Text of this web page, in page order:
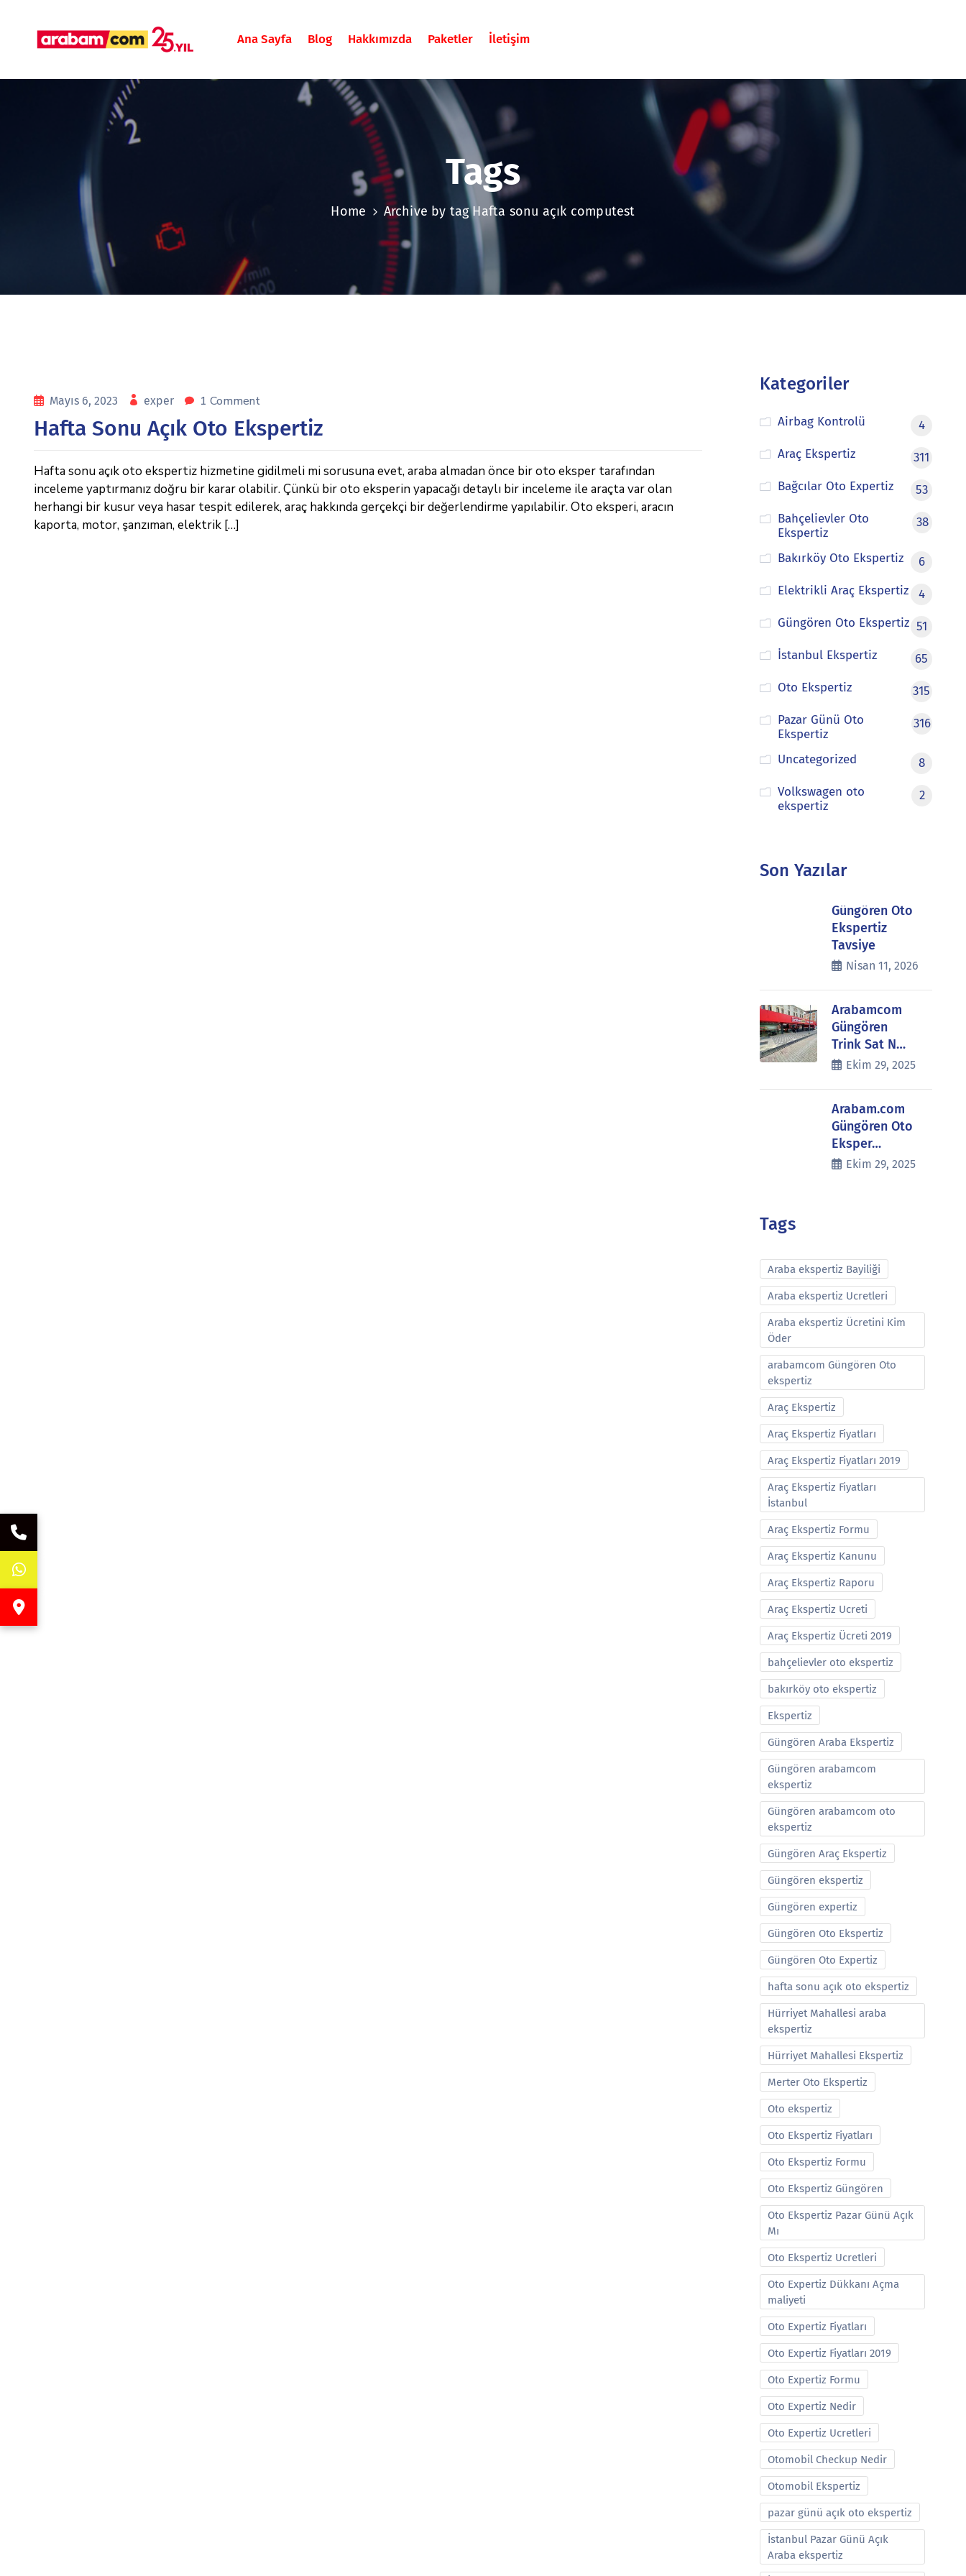
Ana Sayfa Blog Hakkımızda Paketler İletişim
Tags
Home Archive by tag Hafta sonu açık computest
Mayıs 6, 2023 exper 1 Comment
Hafta Sonu Açık Oto Ekspertiz
Hafta sonu açık oto ekspertiz hizmetine gidilmeli mi sorusuna evet, araba almadan önce bir oto eksper tarafından
inceleme yaptırmanız doğru bir karar olabilir. Çünkü bir oto eksperin yapacağı detaylı bir inceleme ile araçta var olan
herhangi bir kusur veya hasar tespit edilerek, araç hakkında gerçekçi bir değerlendirme yapılabilir. Oto eksperi, aracın
kaporta, motor, şanzıman, elektrik […]
Kategoriler
Airbag Kontrolü
4
Araç Ekspertiz
311
Bağcılar Oto Expertiz
53
Bahçelievler Oto
Ekspertiz
38
Bakırköy Oto Ekspertiz
6
Elektrikli Araç Ekspertiz
4
Güngören Oto Ekspertiz 51
İstanbul Ekspertiz
65
Oto Ekspertiz
315
Pazar Günü Oto
Ekspertiz
316
Uncategorized
8
Volkswagen oto
ekspertiz
2
Son Yazılar
Güngören Oto
Ekspertiz
Tavsiye
Nisan 11, 2026
Arabamcom
Güngören
Trink Sat N…
Ekim 29, 2025
Arabam.com
Güngören Oto
Eksper…
Ekim 29, 2025
Tags
Araba ekspertiz Bayiliği
Araba ekspertiz Ucretleri
Araba ekspertiz Ücretini Kim
Öder
arabamcom Güngören Oto
ekspertiz
Araç Ekspertiz
Araç Ekspertiz Fiyatları
Araç Ekspertiz Fiyatları 2019
Araç Ekspertiz Fiyatları
İstanbul
Araç Ekspertiz Formu
Araç Ekspertiz Kanunu
Araç Ekspertiz Raporu
Araç Ekspertiz Ucreti
Araç Ekspertiz Ücreti 2019
bahçelievler oto ekspertiz
bakırköy oto ekspertiz
Ekspertiz
Güngören Araba Ekspertiz
Güngören arabamcom
ekspertiz
Güngören arabamcom oto
ekspertiz
Güngören Araç Ekspertiz
Güngören ekspertiz
Güngören expertiz
Güngören Oto Ekspertiz
Güngören Oto Expertiz
hafta sonu açık oto ekspertiz
Hürriyet Mahallesi araba
ekspertiz
Hürriyet Mahallesi Ekspertiz
Merter Oto Ekspertiz
Oto ekspertiz
Oto Ekspertiz Fiyatları
Oto Ekspertiz Formu
Oto Ekspertiz Güngören
Oto Ekspertiz Pazar Günü Açık
Mı
Oto Ekspertiz Ucretleri
Oto Expertiz Dükkanı Açma
maliyeti
Oto Expertiz Fiyatları
Oto Expertiz Fiyatları 2019
Oto Expertiz Formu
Oto Expertiz Nedir
Oto Expertiz Ucretleri
Otomobil Checkup Nedir
Otomobil Ekspertiz
pazar günü açık oto ekspertiz
İstanbul Pazar Günü Açık
Araba ekspertiz